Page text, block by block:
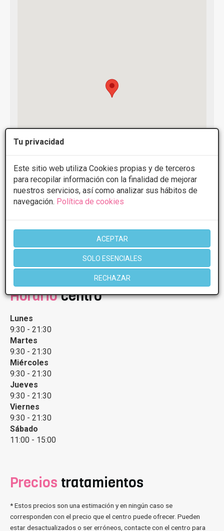
Tu privacidad
Este sitio web utiliza Cookies propias y de terceros
para recopilar información con la finalidad de mejorar
nuestros servicios, así como analizar sus hábitos de
navegación. Política de cookies
ACEPTAR
SOLO ESENCIALES
RECHAZAR
VigoAvenida Garcia Barbon 7
Rúa Castelao 5
Horariocentro
Lunes
9:30 - 21:30
Martes
9:30 - 21:30
Miércoles
9:30 - 21:30
Jueves
9:30 - 21:30
Viernes
9:30 - 21:30
Sábado
11:00 - 15:00
Precios tratamientos
* Estos precios son una estimación y en ningún caso se
corresponden con el precio que el centro puede ofrecer. Pueden
estar desactualizados o ser erróneos, contacte con el centro para